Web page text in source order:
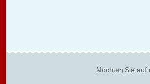
Möchten Sie auf